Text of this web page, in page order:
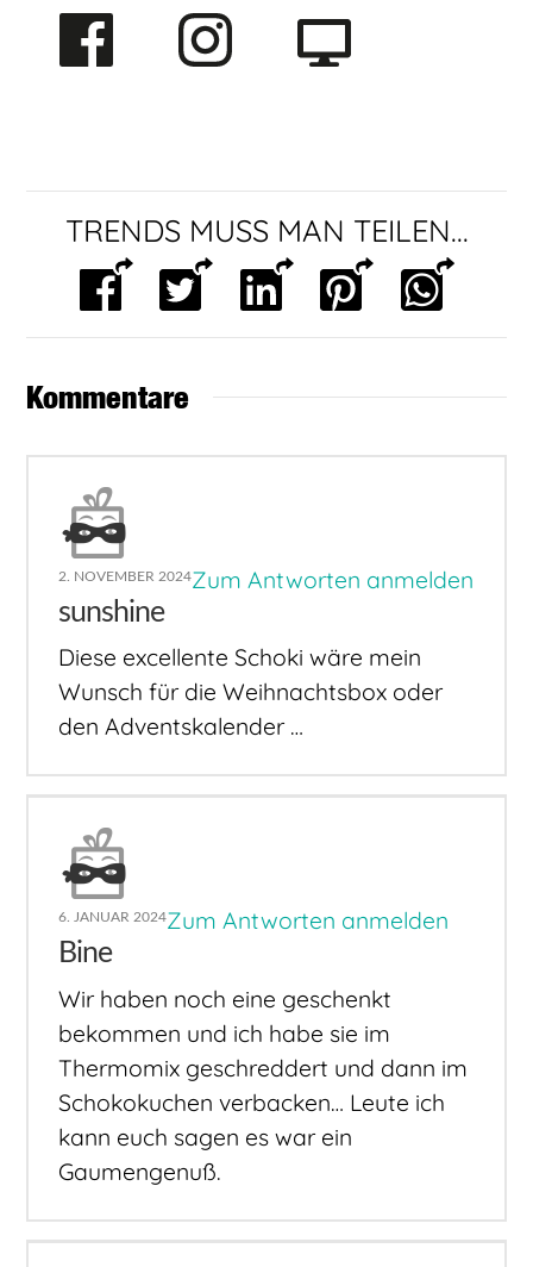
TRENDS MUSS MAN TEILEN...
Kommentare
2. NOVEMBER 2024Zum Antworten anmelden
sunshine
Diese excellente Schoki wäre mein
Wunsch für die Weihnachtsbox oder
den Adventskalender …
6. JANUAR 2024Zum Antworten anmelden
Bine
Wir haben noch eine geschenkt
bekommen und ich habe sie im
Thermomix geschreddert und dann im
Schokokuchen verbacken… Leute ich
kann euch sagen es war ein
Gaumengenuß.